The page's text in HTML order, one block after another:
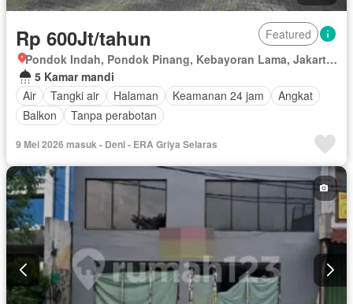
Rp 600Jt/tahun
Featured
Pondok Indah, Pondok Pinang, Kebayoran Lama, Jakarta Selatan, Daerah Khusus Ibukota Jakarta
5 Kamar mandi
Air
Tangki air Halaman Keamanan 24 jam
Angkat
Balkon
Tanpa perabotan
9 Mei 2026 masuk - Deni - ERA Griya Selaras